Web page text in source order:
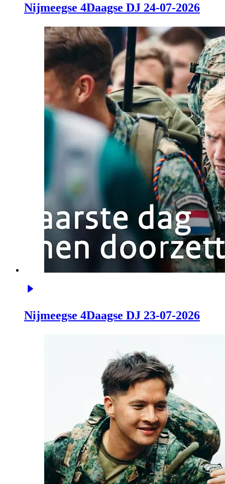
Nijmeegse 4Daagse DJ 24-07-2026
Nijmeegse 4Daagse DJ 23-07-2026